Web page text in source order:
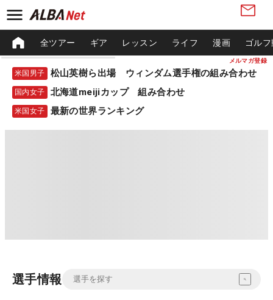
メルマガ登録
全ツアー ギア レッスン ライフ 漫画 ゴル
米国男子 松山英樹ら出場 ウィンダム選手権の組み合わせ
国内女子 北海道meijiカップ 組み合わせ
米国女子 最新の世界ランキング
選手情報